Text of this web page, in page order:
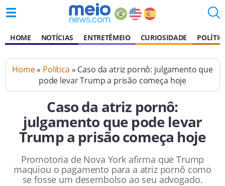
HOME NOTÍCIAS ENTRETÊMEIO CURIOSIDADE
Home» Política » Caso da atriz pornô: julgamento que
pode levar Trump a prisão começa hoje
Caso da atriz pornô:
julgamento que pode levar
Trump a prisão começa hoje
Promotoria de Nova York afirma que Trump
maquiou o pagamento para a atriz pornô como
se fosse um desembolso ao seu advogado.